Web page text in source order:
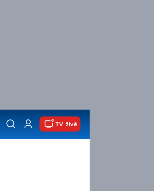
TV živě